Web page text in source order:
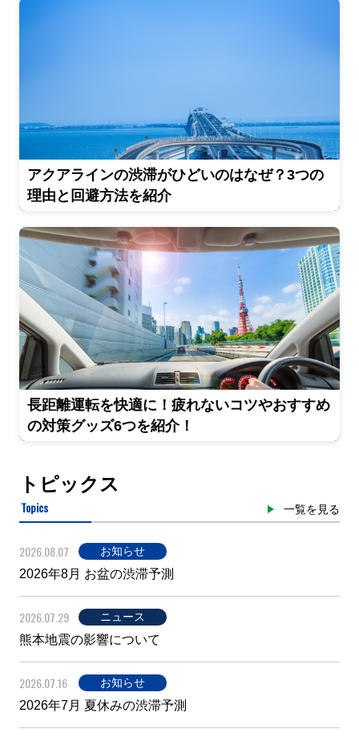
アクアラインの渋滞がひどいのはなぜ？3つの
理由と回避方法を紹介
長距離運転を快適に！疲れないコツやおすすめ
の対策グッズ6つを紹介！
トピックス
Topics 一覧を見る
2026.08.07 お知らせ
2026年8月 お盆の渋滞予測
2026.07.29 ニュース
熊本地震の影響について
2026.07.16 お知らせ
2026年7月 夏休みの渋滞予測